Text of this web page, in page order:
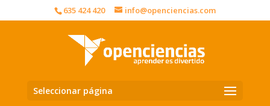
635 424 420 info@openciencias.com
Seleccionar página